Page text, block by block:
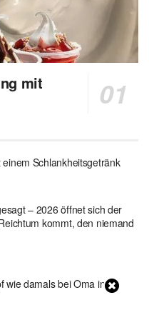
mit
Schlankheitsgetränk
– 2026 öffnet sich der
kommt, den niemand
wie damals bei Oma in 1